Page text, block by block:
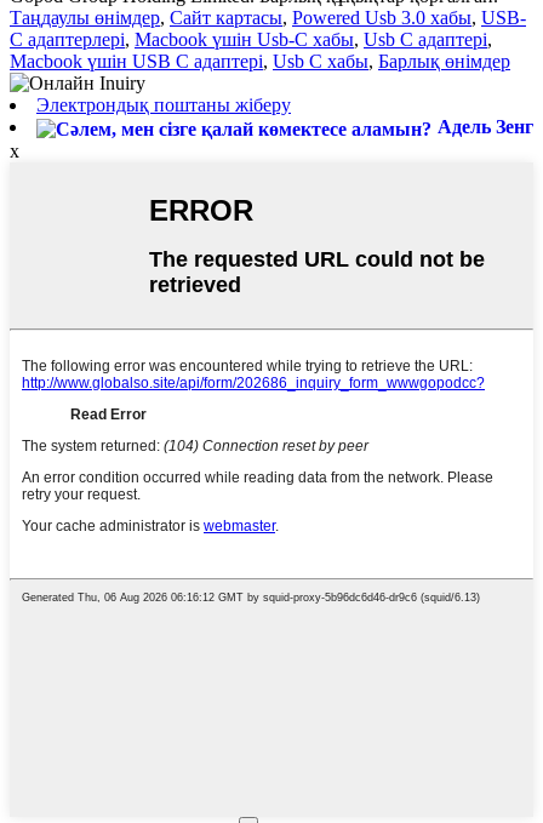
Таңдаулы өнімдер, Сайт картасы, Powered Usb 3.0 хабы, USB-
C адаптерлері, Macbook үшін Usb-C хабы, Usb C адаптері,
Macbook үшін USB C адаптері, Usb C хабы, Барлық өнімдер
Электрондық поштаны жіберу
Адель Зенг
x